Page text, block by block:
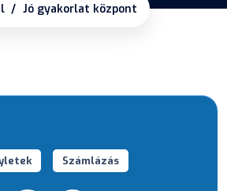
Jó gyakorlat központ
Számlázás